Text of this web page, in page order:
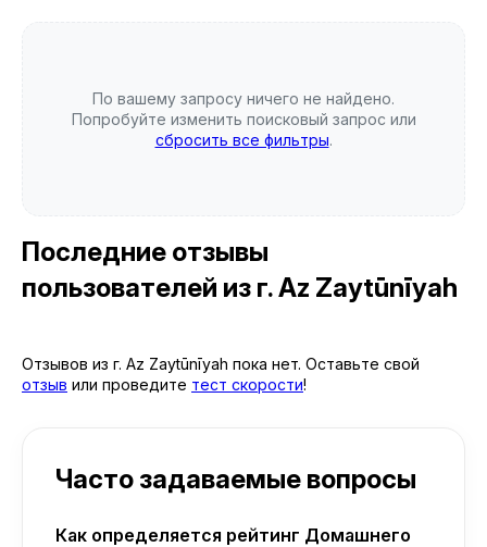
По вашему запросу ничего не найдено.
Попробуйте изменить поисковый запрос или
сбросить все фильтры.
Последние отзывы
пользователей из г. Az Zaytūnīyah
Отзывов из г. Az Zaytūnīyah пока нет. Оставьте свой
отзыв или проведите тест скорости!
Часто задаваемые вопросы
Как определяется рейтинг Домашнего